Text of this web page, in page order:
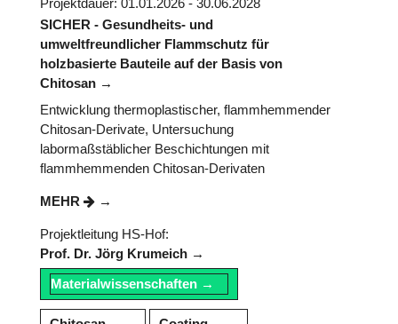
SICHER - Gesundheits- und
umweltfreundlicher Flammschutz für
holzbasierte Bauteile auf der Basis von
Chitosan
Entwicklung thermoplastischer, flammhemmender
Chitosan-Derivate, Untersuchung
labormaßstäblicher Beschichtungen mit
flammhemmenden Chitosan-Derivaten
MEHR
Projektleitung HS-Hof:
Prof. Dr. Jörg Krumeich
Materialwissenschaften